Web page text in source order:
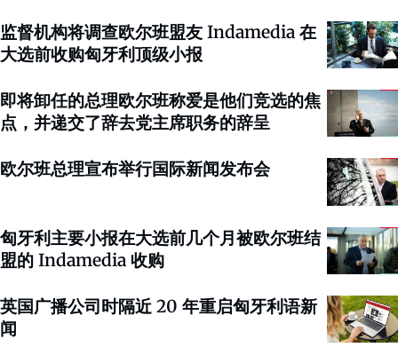
监督机构将调查欧尔班盟友 Indamedia 在
大选前收购匈牙利顶级小报
即将卸任的总理欧尔班称爱是他们竞选的焦
点，并递交了辞去党主席职务的辞呈
欧尔班总理宣布举行国际新闻发布会
匈牙利主要小报在大选前几个月被欧尔班结
盟的 Indamedia 收购
英国广播公司时隔近 20 年重启匈牙利语新
闻